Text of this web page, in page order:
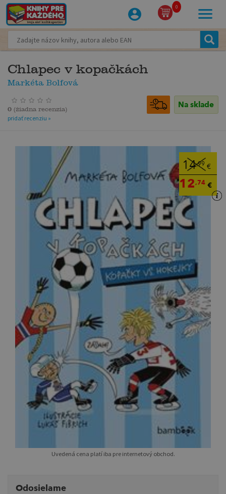
0
Chlapec v kopačkách
Markéta Bolfová
Na sklade
0 (žiadna recenzia)
pridať recenziu »
14,99 €
12,74 €
Uvedená cena platí iba pre internetový obchod.
Odosielame